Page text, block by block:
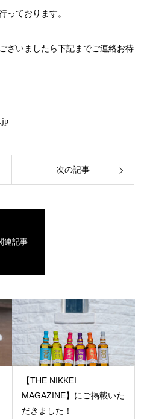
っております。
ざいましたら下記までご連絡お待
次の記事
連記事
【THE NIKKEI
MAGAZINE】にご掲載いた
だきました！